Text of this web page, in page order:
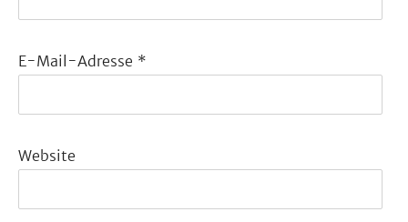
E-Mail-Adresse *
Website